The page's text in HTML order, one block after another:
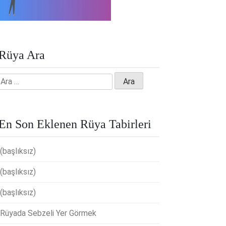
Ara
Son Eklenen Rüya Tabirleri
(başlıksız)
(başlıksız)
(başlıksız)
Rüyada Sebzeli Yer Görmek